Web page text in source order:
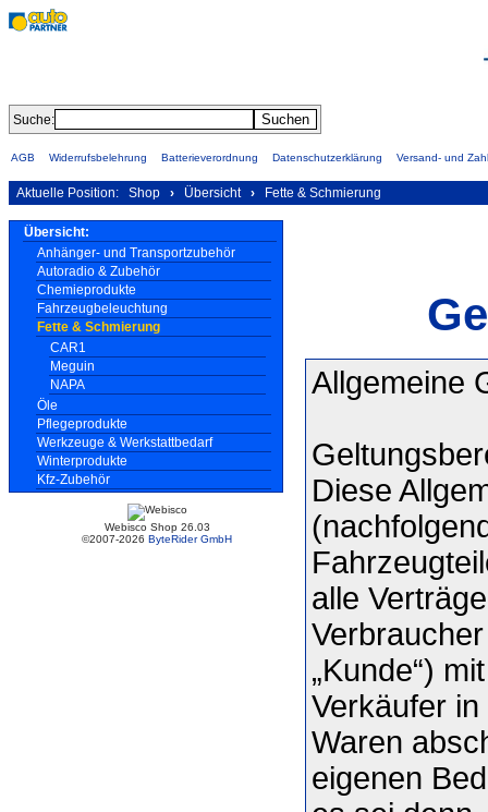
Suche:
AGB Widerrufsbelehrung Batterieverordnung Datenschutzerklärung Versand- und
Aktuelle Position: Shop › Übersicht › Fette & Schmierung
Übersicht:
Anhänger- und Transportzubehör
Autoradio & Zubehör
Chemieprodukte
Fahrzeugbeleuchtung
Fette & Schmierung
CAR1
Meguin
NAPA
Öle
Pflegeprodukte
Werkzeuge & Werkstattbedarf
Winterprodukte
Kfz-Zubehör
Webisco Shop 26.03
©2007-2026 ByteRider GmbH
Allgemeine
Diese
alle
„Kunde“)
Verkäufer
Waren
eigenen